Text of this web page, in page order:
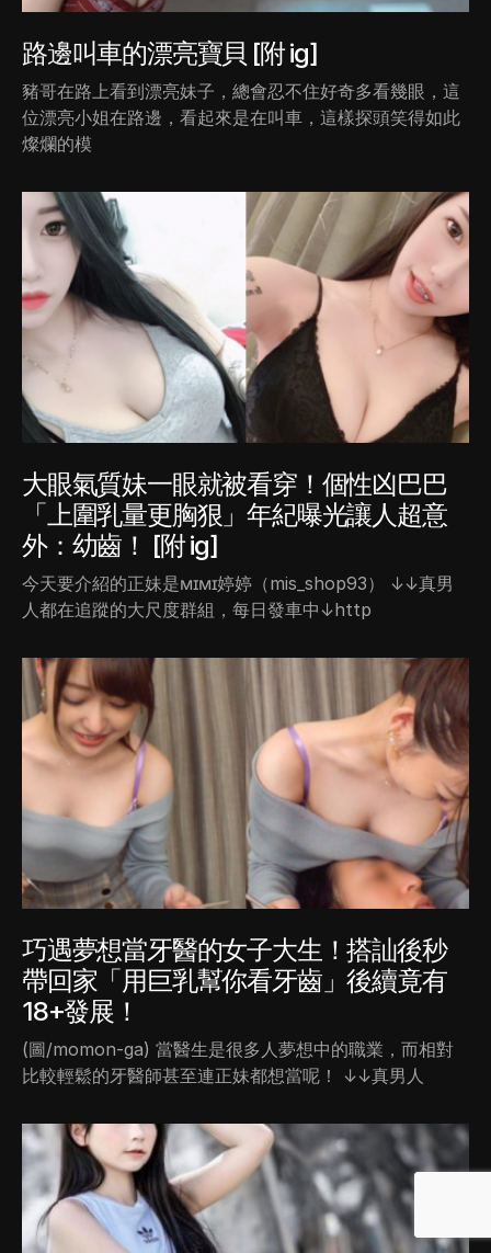
路邊叫車的漂亮寶貝 [附 ig]
豬哥在路上看到漂亮妹子，總會忍不住好奇多看幾眼，這
位漂亮小姐在路邊，看起來是在叫車，這樣探頭笑得如此
燦爛的模
大眼氣質妹一眼就被看穿！個性凶巴巴
「上圍乳量更胸狠」年紀曝光讓人超意
外：幼齒！ [附 ig]
今天要介紹的正妹是ᴍɪᴍɪ婷婷（mis_shop93） ↓↓真男
人都在追蹤的大尺度群組，每日發車中↓http
巧遇夢想當牙醫的女子大生！搭訕後秒
帶回家「用巨乳幫你看牙齒」後續竟有
18+發展！
(圖/momon-ga) 當醫生是很多人夢想中的職業，而相對
比較輕鬆的牙醫師甚至連正妹都想當呢！ ↓↓真男人